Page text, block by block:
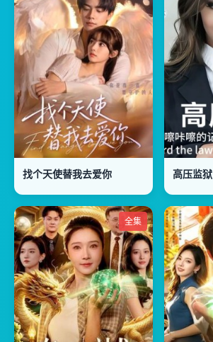
找个天使替我去爱你 高压监狱
全集